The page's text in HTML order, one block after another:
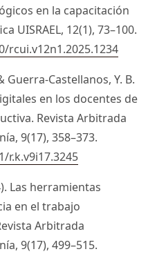
en la capacitación
UISRAEL, 12(1), 73–100.
Guerra-Castellanos, Y. B.
en los docentes de
Revista Arbitrada
9(17), 358–373.
r.k.v9i17.3245
Las herramientas
en el trabajo
Arbitrada
9(17), 499–515.